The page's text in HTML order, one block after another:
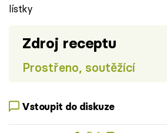
lístky
Zdroj receptu
Prostřeno, soutěžící
Vstoupit do diskuze